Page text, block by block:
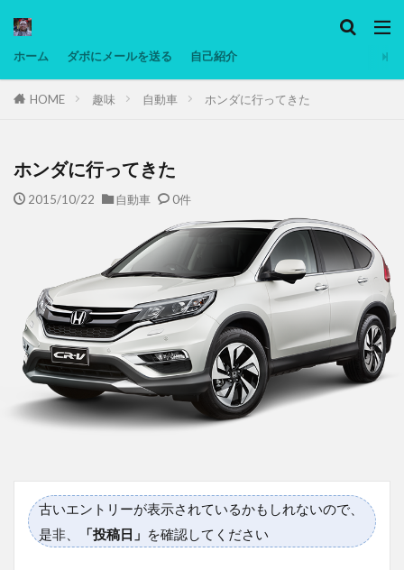
ホーム ダボにメールを送る 自己紹介
HOME 趣味 自動車 ホンダに行ってきた
ホンダに行ってきた
2015/10/22 自動車 0件
古いエントリーが表示されているかもしれないので、
是非、
「投稿日」 を確認してください
タグ
マレーシア動画
日本人村社会 脱水シート
検索